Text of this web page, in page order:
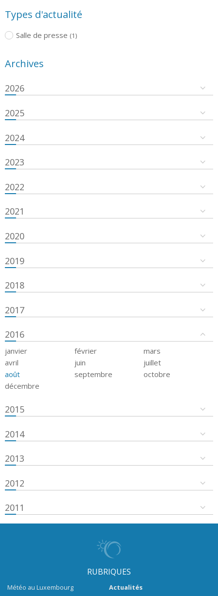
Types d'actualité
Salle de presse (1)
Archives
2026
2025
2024
2023
2022
2021
2020
2019
2018
2017
2016
janvier février
mars
avril
juin
juillet
août
septembre
octobre
décembre
2015
2014
2013
2012
2011
RUBRIQUES
Météo au Luxembourg
Actualités